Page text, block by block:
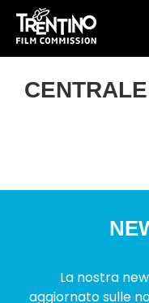
La nostra
aggiornato sulle